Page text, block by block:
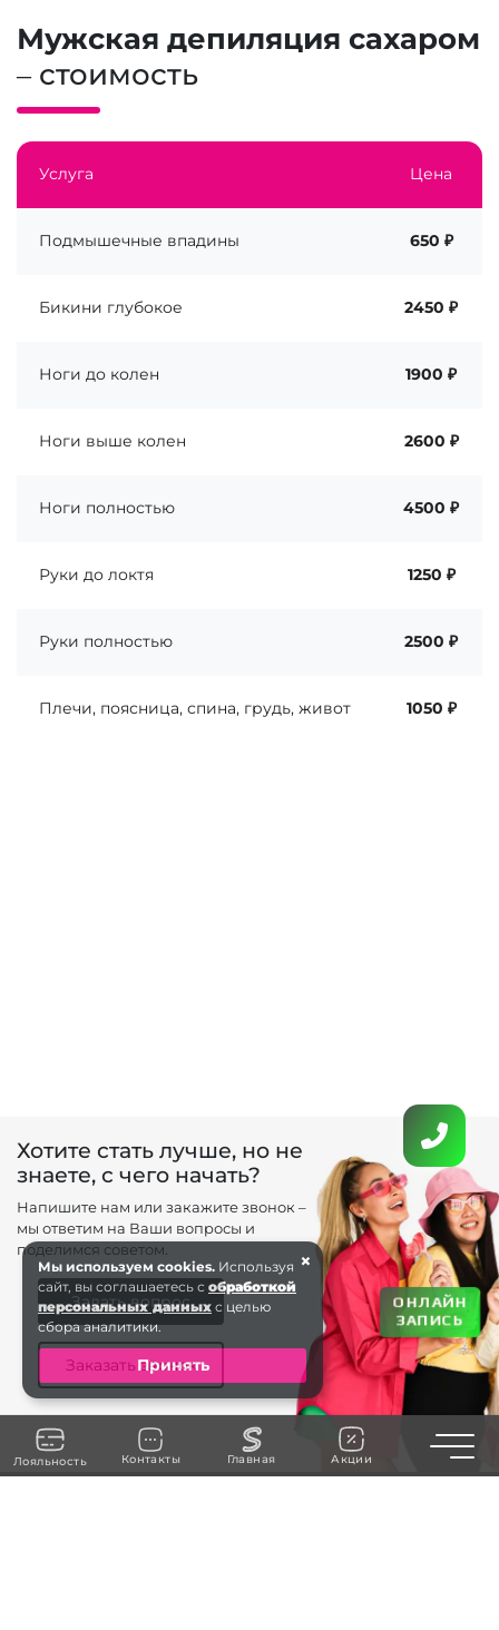
Лояльность Контакты Главная Акции
Мужская депиляция сахаром
– стоимость
Услуга Цена
Подмышечные впадины 650 ₽
Бикини глубокое 2450 ₽
Ноги до колен 1900 ₽
Ноги выше колен 2600 ₽
Ноги полностью 4500 ₽
Руки до локтя 1250 ₽
Руки полностью 2500 ₽
Плечи, поясница, спина, грудь, живот 1050 ₽
Хотите стать лучше, но не
знаете, с чего начать?
Напишите нам или закажите звонок –
мы ответим на Ваши вопросы и
поделимся советом.
Задать вопрос
Заказать звонок
×
Мы используем cookies. Используя
сайт, вы соглашаетесь с обработкой
персональных данных с целью
сбора аналитики.
Принять
ОНЛАЙН
ЗАПИСЬ